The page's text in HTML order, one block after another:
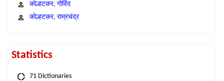
कोल्हटकर, गोविंद
कोल्हटकर, राम्रचंद्र
Statistics
71 Dictionaries